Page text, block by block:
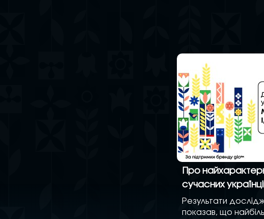
Про
сучасних
Результати
показав, що